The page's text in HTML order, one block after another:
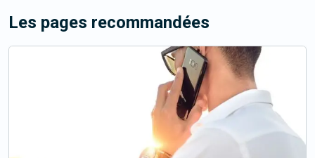
Les pages recommandées